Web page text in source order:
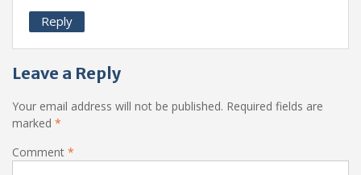
Reply
Leave a Reply
Your email address will not be published. Required fields are
marked *
Comment *